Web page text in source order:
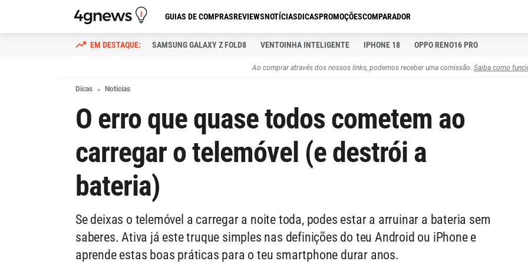
GUIAS DE COMPRASREVIEWSNOTÍCIASDICASPROMOÇÕESCOMPARADOR
SAMSUNG GALAXY Z FOLD8 VENTOINHA INTELIGENTE IPHONE 18 OPPO RENO16 PRO
Ao comprar através dos nossos links, podemos receber uma comissão. Saiba como
Dicas Notícias
O erro que quase todos cometem ao
carregar o telemóvel (e destrói a
bateria)
Se deixas o telemóvel a carregar a noite toda, podes estar a arruinar a bateria sem
saberes. Ativa já este truque simples nas definições do teu Android ou iPhone e
aprende estas boas práticas para o teu smartphone durar anos.